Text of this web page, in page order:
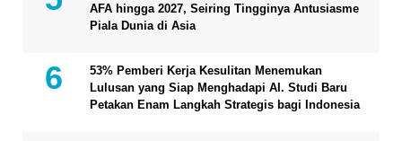
AFA hingga 2027, Seiring Tingginya Antusiasme
Piala Dunia di Asia
53% Pemberi Kerja Kesulitan Menemukan
Lulusan yang Siap Menghadapi AI. Studi Baru
Petakan Enam Langkah Strategis bagi Indonesia